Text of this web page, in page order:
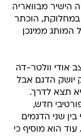
במחלוקת, הוכתר
המותג ממינכן
אודי וולטר-דה
יושק הדגם אבל
תצא לדרך.
חדש,
שני הדגמים
הוא מוסיף כי